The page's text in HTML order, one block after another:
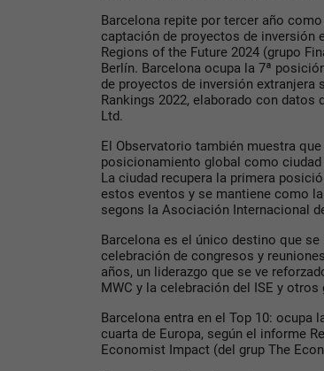
Barcelona repite por tercer año
captación de proyectos de inversión
Regions of the Future 2024 (grupo
Berlín. Barcelona ocupa la 7ª
de proyectos de inversión extranjera
Rankings 2022, elaborado con
Ltd.
El Observatorio también muestra
posicionamiento global como
La ciudad recupera la primera
estos eventos y se mantiene como
segons la Asociación Internacional
Barcelona es el único destino que
celebración de congresos y
años, un liderazgo que se ve
MWC y la celebración del ISE y
Barcelona entra en el Top 10: ocupa
cuarta de Europa, según el informe
Economist Impact (del grup The